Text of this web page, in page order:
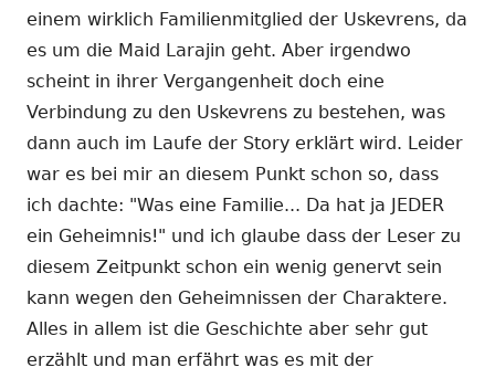
einem wirklich Familienmitglied der Uskevrens, da
es um die Maid Larajin geht. Aber irgendwo
scheint in ihrer Vergangenheit doch eine
Verbindung zu den Uskevrens zu bestehen, was
dann auch im Laufe der Story erklärt wird. Leider
war es bei mir an diesem Punkt schon so, dass
ich dachte: "Was eine Familie... Da hat ja JEDER
ein Geheimnis!" und ich glaube dass der Leser zu
diesem Zeitpunkt schon ein wenig genervt sein
kann wegen den Geheimnissen der Charaktere.
Alles in allem ist die Geschichte aber sehr gut
erzählt und man erfährt was es mit der